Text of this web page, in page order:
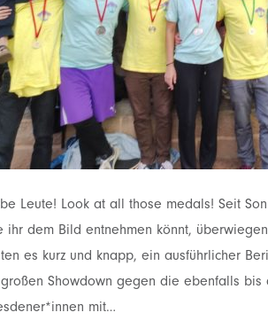
Leute! Look at all those medals! Seit
ihr dem Bild entnehmen könnt,
es kurz und knapp, ein ausführlicher
Showdown gegen die ebenfalls bis
mit…